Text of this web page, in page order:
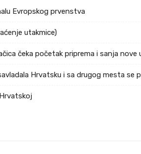
Evropskog prvenstva
utakmice)
čeka početak priprema i sanja nove
Hrvatsku i sa drugog mesta se